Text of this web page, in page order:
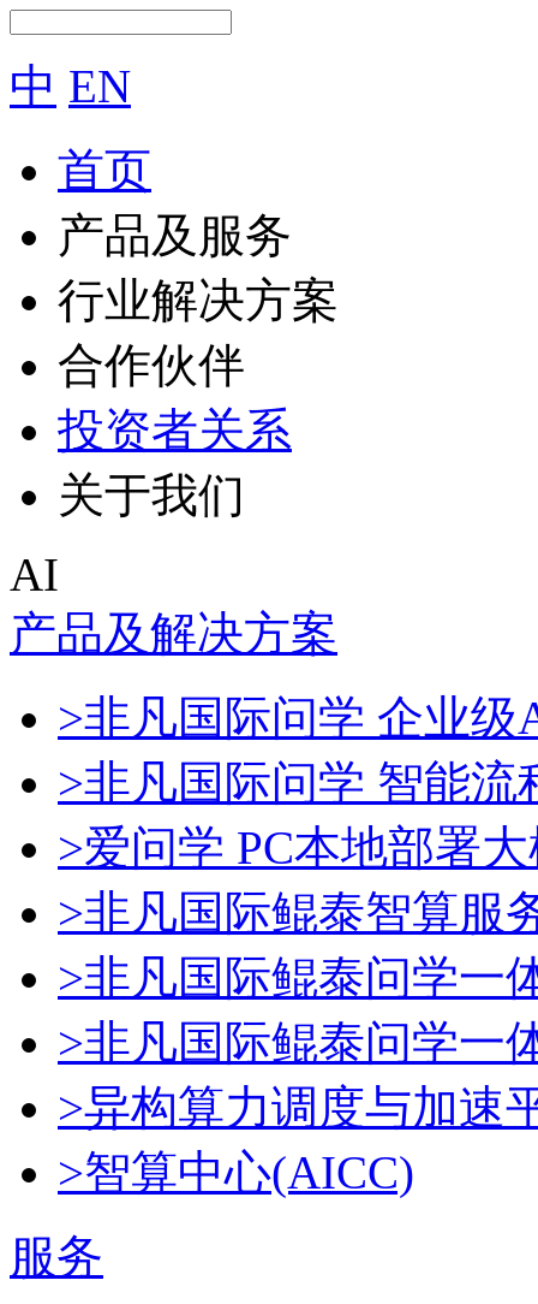
中 EN
首页
产品及服务
行业解决方案
合作伙伴
投资者关系
关于我们
AI
产品及解决方案
>非凡国际问学 企业级
>非凡国际问学 智能流
>爱问学 PC本地部署
>非凡国际鲲泰智算服
>非凡国际鲲泰问学一
>非凡国际鲲泰问学一
>异构算力调度与加速
>智算中心(AICC)
服务